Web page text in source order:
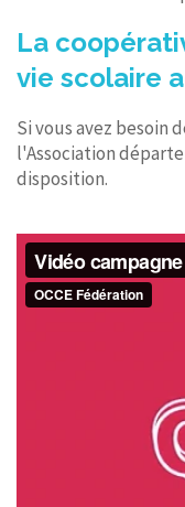
La
vie scolaire
Si vous avez besoin
l'Association
disposition.